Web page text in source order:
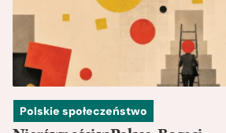
Polskie społeczeństwo